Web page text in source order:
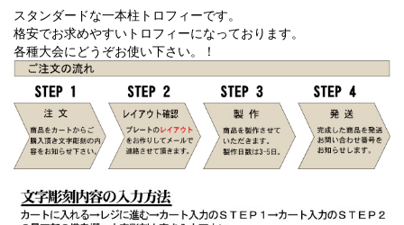
スタンダードな一本柱トロフィーです。
格安でお求めやすいトロフィーになっております。
各種大会にどうぞお使い下さい。！